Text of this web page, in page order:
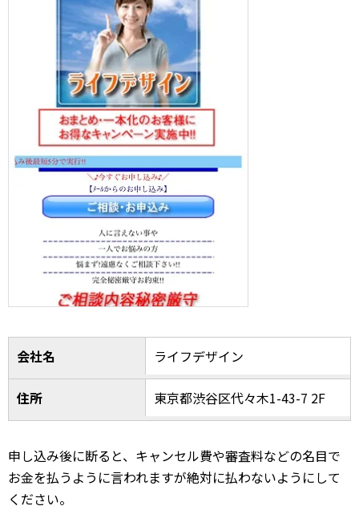
会社名 ライフデザイン
住所 東京都渋谷区代々木1-43-7 2F
申し込み後に断ると、キャンセル費や審査料などの名目で
お金を払うように言われますが絶対に払わないようにして
ください。